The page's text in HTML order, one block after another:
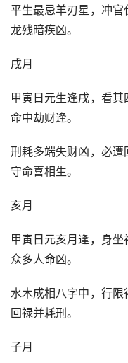
平生最忌羊刃星，冲
龙残暗疾凶。
戌月
甲寅日元生逢戌，看
命中劫财逢。
刑耗多端失财凶，必
守命喜相生。
亥月
甲寅日元亥月逢，身
众多人命凶。
水木成相八字中，行
回禄并耗刑。
子月